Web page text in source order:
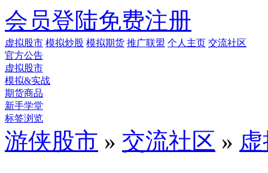
会员登陆免费注册
虚拟股市 模拟炒股 模拟期货 推广联盟 个人主页 交流社区
官方公告
虚拟股市
模拟&实战
期货商品
新手学堂
标签浏览
游侠股市 » 交流社区 »